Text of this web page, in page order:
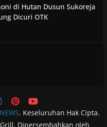
di Hutan Dusun Sukoreja
Dicuri OTK
. Keseluruhan Hak Cipta.
Dipersembahkan oleh